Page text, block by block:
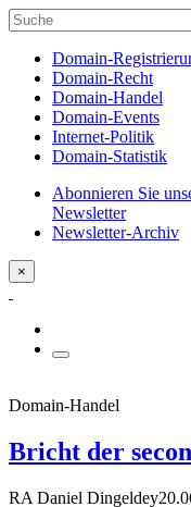
Domain-
Domain-Recht
Domain-Handel
Domain-Events
Internet-Politik
Domain-Statistik
Abonnieren Sie
Newsletter
Newsletter-Archiv
×
Domain-Handel
Bricht der
RA Daniel Dingeldey